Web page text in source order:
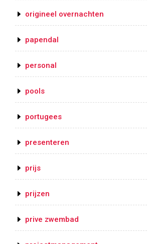
origineel overnachten
papendal
personal
pools
portugees
presenteren
prijs
prijzen
prive zwembad